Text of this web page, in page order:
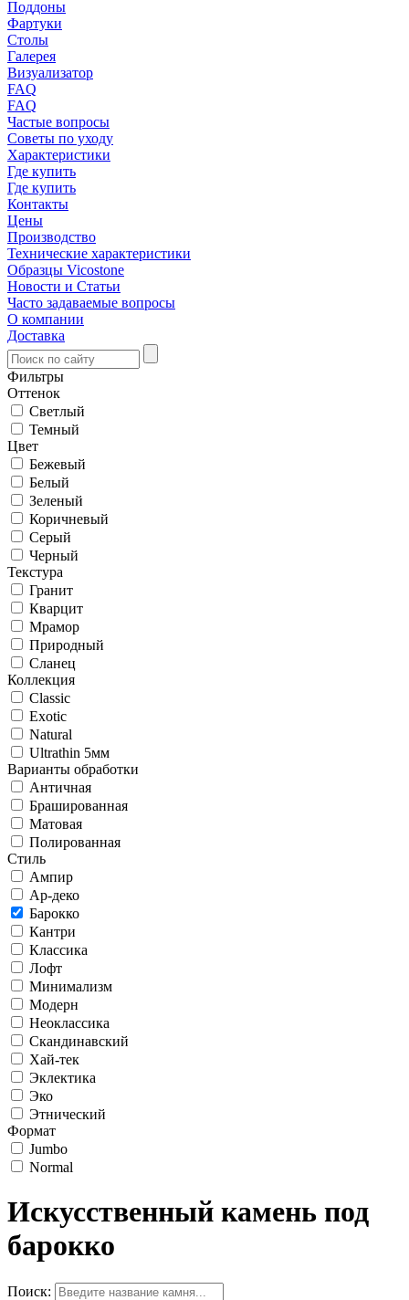
Поддоны
Фартуки
Столы
Галерея
Визуализатор
FAQ
FAQ
Частые вопросы
Советы по уходу
Характеристики
Где купить
Где купить
Контакты
Цены
Производство
Технические характеристики
Образцы Vicostone
Новости и Статьи
Часто задаваемые вопросы
О компании
Доставка
Фильтры
Оттенок
Светлый
Темный
Цвет
Бежевый
Белый
Зеленый
Коричневый
Серый
Черный
Текстура
Гранит
Кварцит
Мрамор
Природный
Сланец
Коллекция
Classic
Exotic
Natural
Ultrathin 5мм
Варианты обработки
Античная
Брашированная
Матовая
Полированная
Стиль
Ампир
Ар-деко
Барокко
Кантри
Классика
Лофт
Минимализм
Модерн
Неоклассика
Скандинавский
Хай-тек
Эклектика
Эко
Этнический
Формат
Jumbo
Normal
Искусственный камень под
барокко
Поиск: